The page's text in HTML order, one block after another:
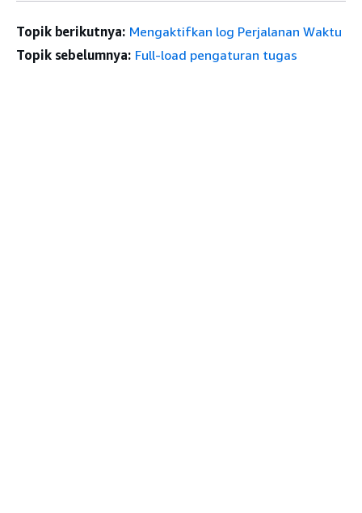
Topik berikutnya: Mengaktifkan log Perjalanan Waktu
Topik sebelumnya: Full-load pengaturan tugas